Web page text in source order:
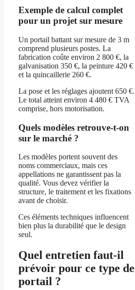
Exemple de calcul complet
pour un projet sur mesure
Un portail battant sur mesure de 3 m
comprend plusieurs postes. La
fabrication coûte environ 2 800 €, la
galvanisation 350 €, la peinture 420 €
et la quincaillerie 260 €.
La pose et les réglages ajoutent 650 €.
Le total atteint environ 4 480 € TVA
comprise, hors motorisation.
Quels modèles retrouve-t-on
sur le marché ?
Les modèles portent souvent des
noms commerciaux, mais ces
appellations ne garantissent pas la
qualité. Vous devez vérifier la
structure, le traitement et les fixations
avant de choisir.
Ces éléments techniques influencent
bien plus la durabilité que le design
seul.
Quel entretien faut-il
prévoir pour ce type de
portail ?